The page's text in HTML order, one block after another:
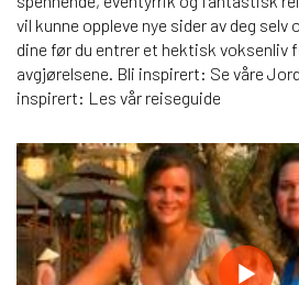
vil kunne oppleve nye sider av deg selv
dine før du entrer et hektisk voksenliv
avgjørelsene. Bli inspirert: Se våre
inspirert: Les vår reiseguide